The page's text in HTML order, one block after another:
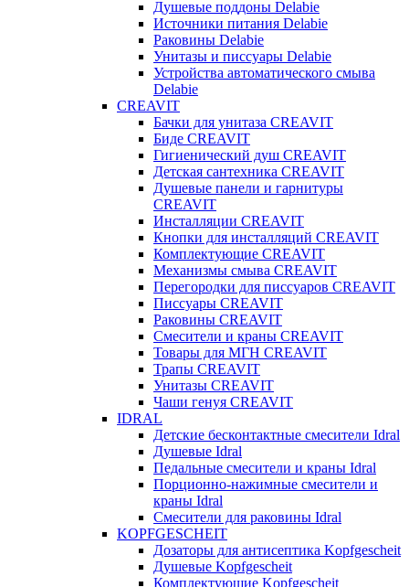
Душевые поддоны Delabie
Источники питания Delabie
Раковины Delabie
Унитазы и писсуары Delabie
Устройства автоматического смыва
Delabie
CREAVIT
Бачки для унитаза CREAVIT
Биде CREAVIT
Гигиенический душ CREAVIT
Детская сантехника CREAVIT
Душевые панели и гарнитуры
CREAVIT
Инсталляции CREAVIT
Кнопки для инсталляций CREAVIT
Комплектующие CREAVIT
Механизмы смыва CREAVIT
Перегородки для писсуаров CREAVIT
Писсуары CREAVIT
Раковины CREAVIT
Смесители и краны CREAVIT
Товары для МГН CREAVIT
Трапы CREAVIT
Унитазы CREAVIT
Чаши генуя CREAVIT
IDRAL
Детские бесконтактные смесители Idral
Душевые Idral
Педальные смесители и краны Idral
Порционно-нажимные смесители и
краны Idral
Смеcители для раковины Idral
KOPFGESCHEIT
Дозаторы для антисептика Kopfgescheit
Душевые Kopfgescheit
Комплектующие Kopfgescheit